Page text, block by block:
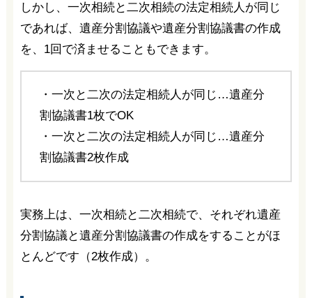
しかし、一次相続と二次相続の法定相続人が同じ
であれば、遺産分割協議や遺産分割協議書の作成
を、1回で済ませることもできます。
・一次と二次の法定相続人が同じ…遺産分
割協議書1枚でOK
・一次と二次の法定相続人が同じ…遺産分
割協議書2枚作成
実務上は、一次相続と二次相続で、それぞれ遺産
分割協議と遺産分割協議書の作成をすることがほ
とんどです（2枚作成）。